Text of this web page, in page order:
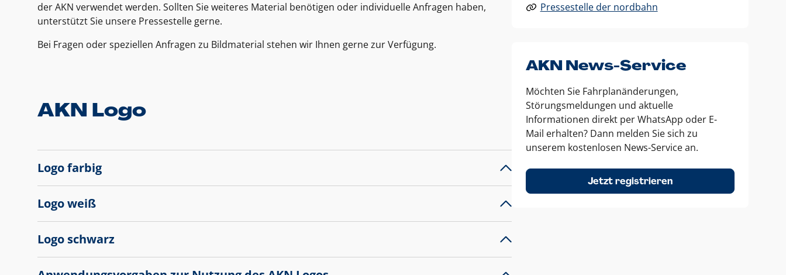
der AKN verwendet werden. Sollten Sie weiteres Material benötigen oder individuelle Anfragen haben,
unterstützt Sie unsere Pressestelle gerne.
Bei Fragen oder speziellen Anfragen zu Bildmaterial stehen wir Ihnen gerne zur Verfügung.
AKN Logo
Logo farbig
Logo weiß
Logo schwarz
Pressestelle der nordbahn
AKN News-Service
Möchten Sie Fahrplanänderungen,
Störungsmeldungen und aktuelle
Informationen direkt per WhatsApp oder E-
Mail erhalten? Dann melden Sie sich zu
unserem kostenlosen News-Service an.
Jetzt registrieren